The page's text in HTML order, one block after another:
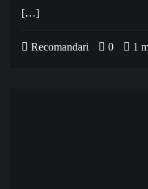
[…]
Recomandari 0 1